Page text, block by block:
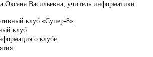
Оксана Васильевна, учитель информатики
клуб «Супер-8»
клуб
о клубе